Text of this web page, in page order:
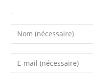
Enter
your
name
Enter
your